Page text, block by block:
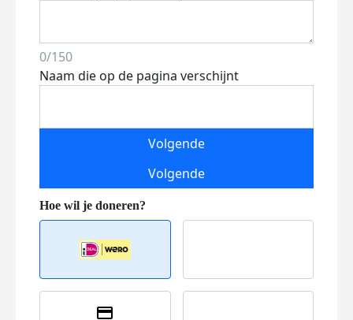
0/150
Naam die op de pagina verschijnt
Volgende
Volgende